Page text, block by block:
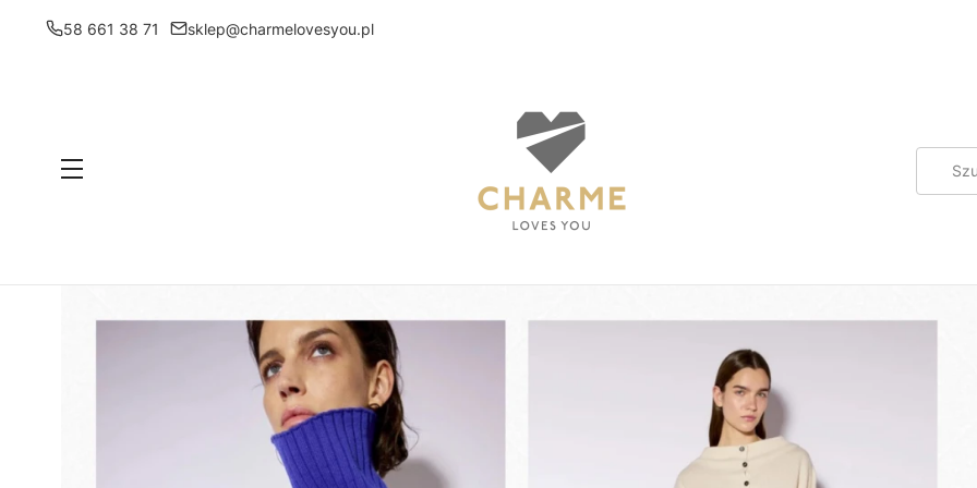
58 661 38 71 sklep@charmelovesyou.pl
Menu